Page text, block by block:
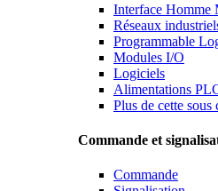
Interface
Réseaux
Programmable
Modules I/O
Logiciels
Alimentations
Plus de cette sous
Commande et
Commande